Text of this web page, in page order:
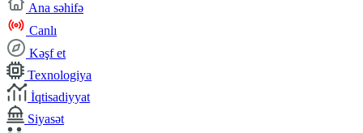
Ana səhifə
Canlı
Kəşf et
Texnologiya
İqtisadiyyat
Siyasət